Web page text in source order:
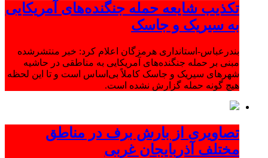
تکذیب شایعه حمله جنگنده‌های آمریکایی
به سیریک و جاسک
بندرعباس-استانداری هرمزگان اعلام کرد: خبر منتشرشده
مبنی بر حمله جنگنده‌های آمریکایی به مناطقی در حاشیه
شهرهای سیریک و جاسک کاملاً بی‌اساس است و تا این لحظه
هیچ گونه حمله گزارش نشده است.
تصاویری از بارش برف در مناطق
مختلف آذربایجان غربی